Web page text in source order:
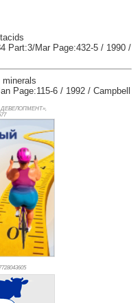
Part:3/Mar Page:432-5 / 1990 /
Page:115-6 / 1992 / Campbell
ДЕВЕЛОПМЕНТ»,
8043605